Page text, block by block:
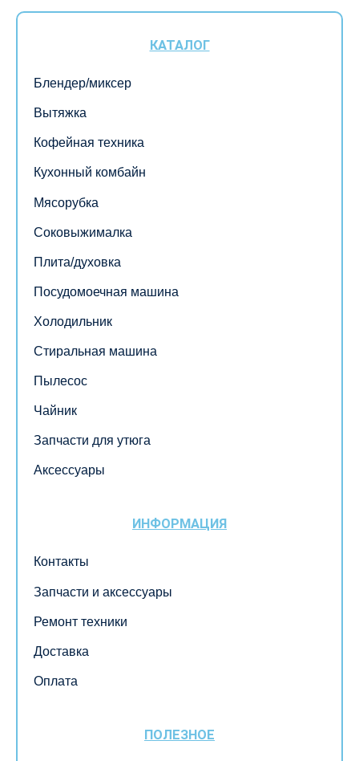
КАТАЛОГ
Блендер/миксер
Вытяжка
Кофейная техника
Кухонный комбайн
Мясорубка
Соковыжималка
Плита/духовка
Посудомоечная машина
Холодильник
Стиральная машина
Пылесос
Чайник
Запчасти для утюга
Аксессуары
ИНФОРМАЦИЯ
Контакты
Запчасти и аксессуары
Ремонт техники
Доставка
Оплата
ПОЛЕЗНОЕ